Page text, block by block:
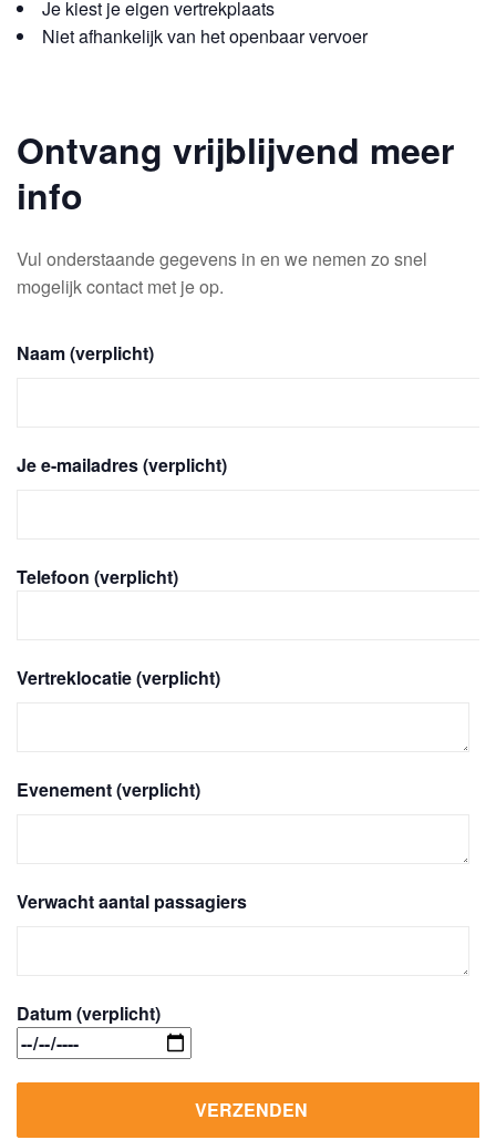
Je kiest je eigen vertrekplaats
Niet afhankelijk van het openbaar vervoer
Ontvang vrijblijvend meer
info
Vul onderstaande gegevens in en we nemen zo snel
mogelijk contact met je op.
Naam (verplicht)
Je e-mailadres (verplicht)
Telefoon (verplicht)
Vertreklocatie (verplicht)
Evenement (verplicht)
Verwacht aantal passagiers
Datum (verplicht)